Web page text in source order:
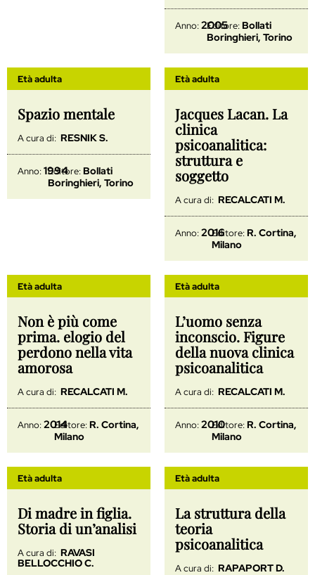
Anno:2005
Editore:Bollati
Boringhieri, Torino
Età adulta
Spazio mentale
A cura di: RESNIK S.
Anno:1994
Editore:Bollati
Boringhieri, Torino
Età adulta
Jacques Lacan. La
clinica
psicoanalitica:
struttura e
soggetto
A cura di: RECALCATI M.
Anno:2016Editore:R. Cortina,
Milano
Età adulta
Non è più come
prima. elogio del
perdono nella vita
amorosa
A cura di: RECALCATI M.
Anno:2014
Editore:R. Cortina,
Milano
Età adulta
L’uomo senza
inconscio. Figure
della nuova clinica
psicoanalitica
A cura di: RECALCATI M.
Anno:2010
Editore:R. Cortina,
Milano
Età adulta
Di madre in figlia.
Storia di un’analisi
A cura di: RAVASI
BELLOCCHIO C.
Età adulta
La struttura della
teoria
psicoanalitica
A cura di: RAPAPORT D.